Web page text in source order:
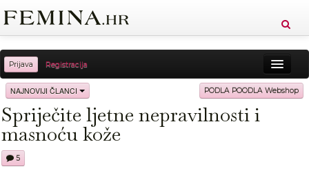
Prijava Registracija
Sreća Zdravlje Vitkost
Moda Ljubav Relax Putovanja Recepti
NAJNOVIJI ČLANCI PODLA POODLA Webshop
Spriječite ljetne nepravilnosti i
masnoću kože
5